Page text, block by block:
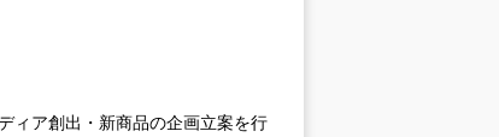
ィア創出・新商品の企画立案を行